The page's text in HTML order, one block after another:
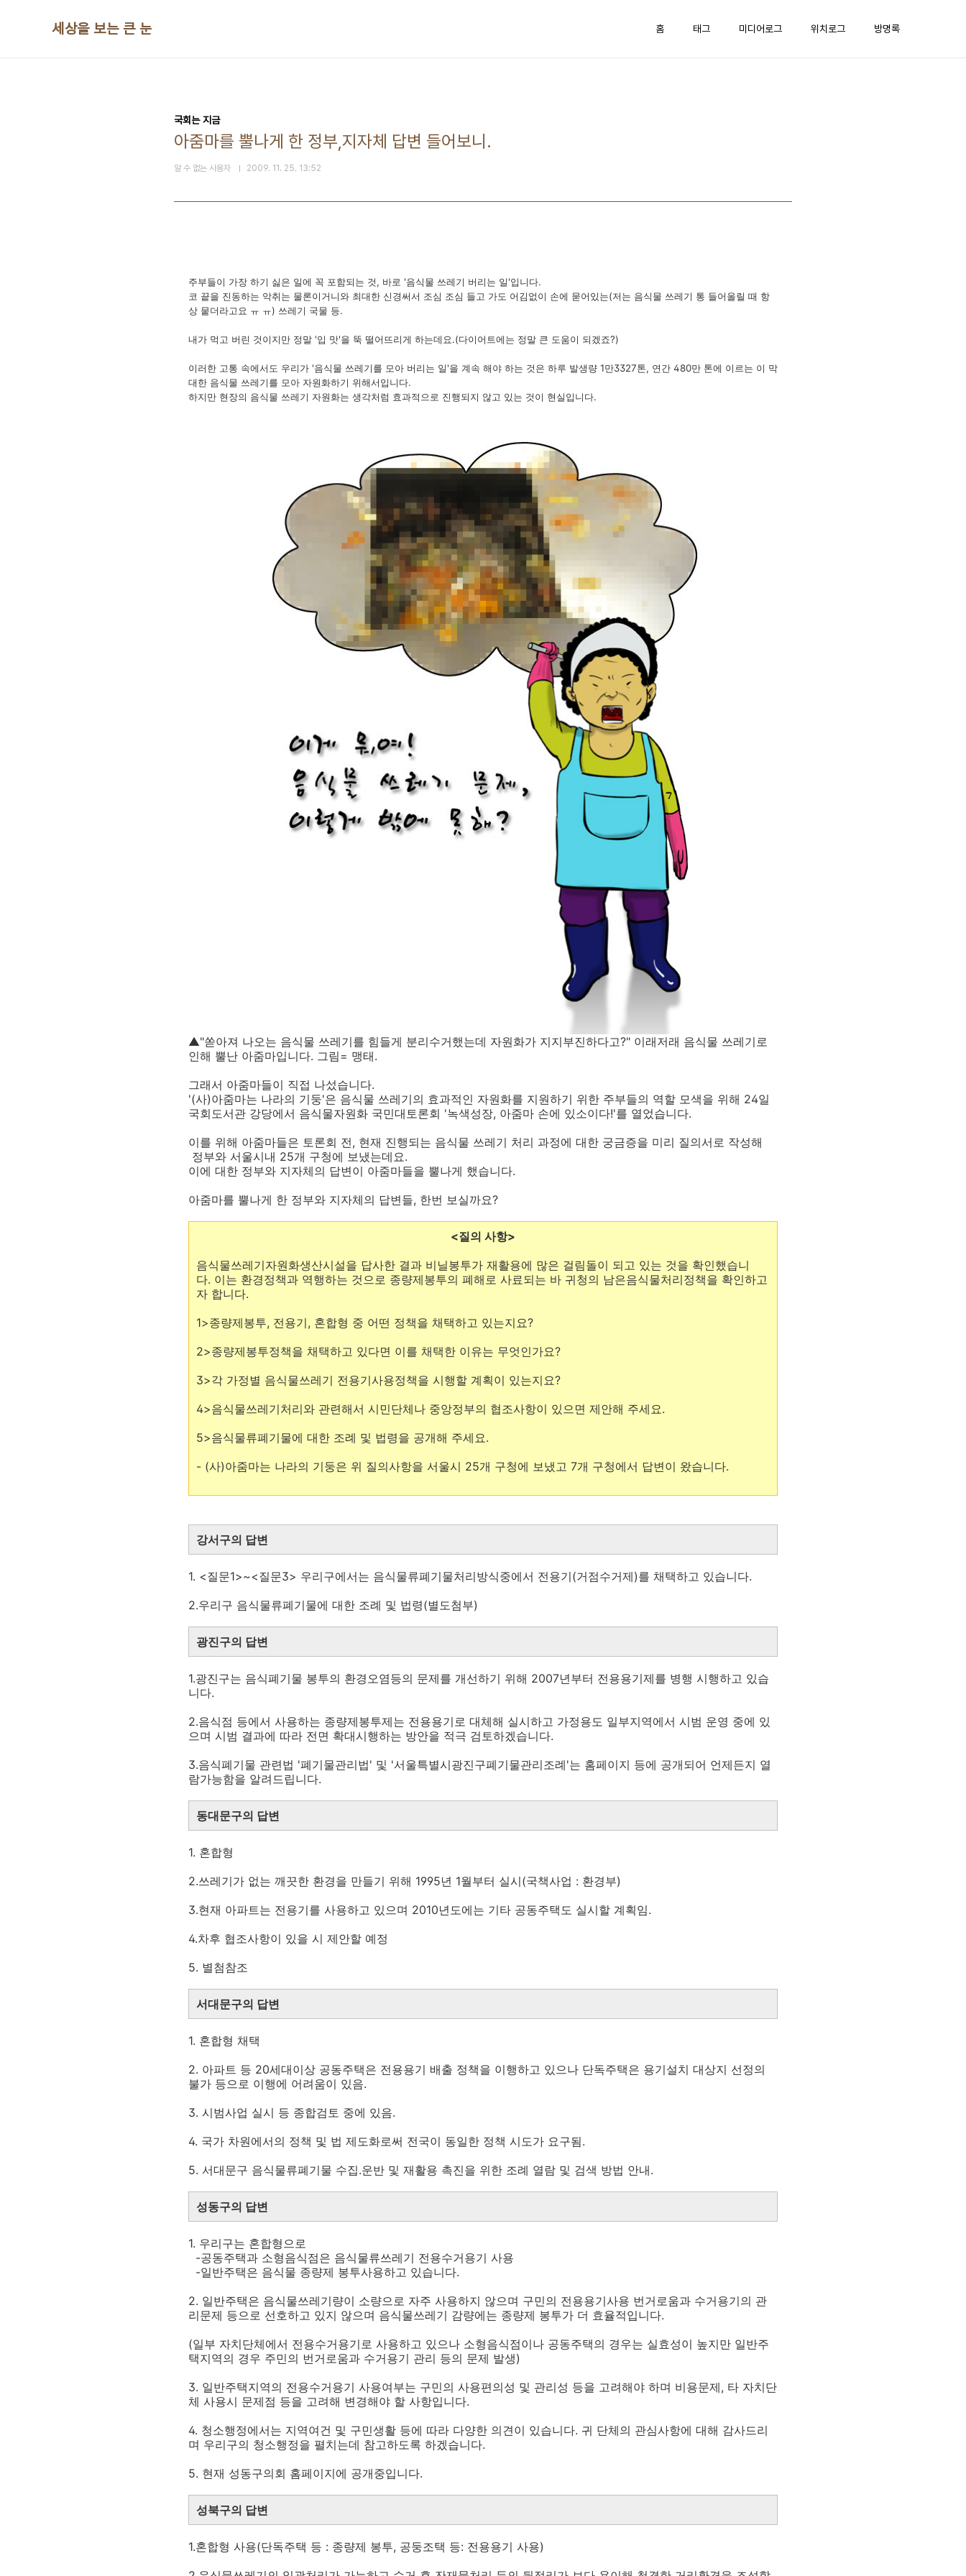
세상을 보는 큰 눈 홈 태그 미디어로그 위치로그 방명록
국회는 지금
아줌마를 뿔나게 한 정부,지자체 답변 들어보니.
알 수 없는 사용자 2009. 11. 25. 13:52
주부들이 가장 하기 싫은 일에 꼭 포함되는 것, 바로 '음식물 쓰레기 버리는 일'입니다.
코 끝을 진동하는 악취는 물론이거니와 최대한 신경써서 조심 조심 들고 가도 어김없이 손에 묻어있는(저는 음식물 쓰레기 통 들어올릴 때 항
상 뭍더라고요 ㅠ ㅠ) 쓰레기 국물 등.
내가 먹고 버린 것이지만 정말 '입 맛'을 뚝 떨어뜨리게 하는데요.(다이어트에는 정말 큰 도움이 되겠죠?)
이러한 고통 속에서도 우리가 '음식물 쓰레기를 모아 버리는 일'을 계속 해야 하는 것은 하루 발생량 1만3327톤, 연간 480만 톤에 이르는 이 막
대한 음식물 쓰레기를 모아 자원화하기 위해서입니다.
하지만 현장의 음식물 쓰레기 자원화는 생각처럼 효과적으로 진행되지 않고 있는 것이 현실입니다.
▲"쏟아져 나오는 음식물 쓰레기를 힘들게 분리수거했는데 자원화가 지지부진하다고?" 이래저래 음식물 쓰레기로
인해 뿔난 아줌마입니다. 그림= 맹태.
그래서 아줌마들이 직접 나섰습니다.
'(사)아줌마는 나라의 기둥'은 음식물 쓰레기의 효과적인 자원화를 지원하기 위한 주부들의 역할 모색을 위해 24일
국회도서관 강당에서 음식물자원화 국민대토론회 '녹색성장, 아줌마 손에 있소이다!'를 열었습니다.
이를 위해 아줌마들은 토론회 전, 현재 진행되는 음식물 쓰레기 처리 과정에 대한 궁금증을 미리 질의서로 작성해
정부와 서울시내 25개 구청에 보냈는데요.
이에 대한 정부와 지자체의 답변이 아줌마들을 뿔나게 했습니다.
아줌마를 뿔나게 한 정부와 지자체의 답변들, 한번 보실까요?
<질의 사항>
음식물쓰레기자원화생산시설을 답사한 결과 비닐봉투가 재활용에 많은 걸림돌이 되고 있는 것을 확인했습니
다. 이는 환경정책과 역행하는 것으로 종량제봉투의 폐해로 사료되는 바 귀청의 남은음식물처리정책을 확인하고
자 합니다.
1>종량제봉투, 전용기, 혼합형 중 어떤 정책을 채택하고 있는지요?
2>종량제봉투정책을 채택하고 있다면 이를 채택한 이유는 무엇인가요?
3>각 가정별 음식물쓰레기 전용기사용정책을 시행할 계획이 있는지요?
4>음식물쓰레기처리와 관련해서 시민단체나 중앙정부의 협조사항이 있으면 제안해 주세요.
5>음식물류폐기물에 대한 조례 및 법령을 공개해 주세요.
- (사)아줌마는 나라의 기둥은 위 질의사항을 서울시 25개 구청에 보냈고 7개 구청에서 답변이 왔습니다.
강서구의 답변
1. <질문1>~<질문3> 우리구에서는 음식물류폐기물처리방식중에서 전용기(거점수거제)를 채택하고 있습니다.
2.우리구 음식물류폐기물에 대한 조례 및 법령(별도첨부)
광진구의 답변
1.광진구는 음식폐기물 봉투의 환경오염등의 문제를 개선하기 위해 2007년부터 전용용기제를 병행 시행하고 있습
니다.
2.음식점 등에서 사용하는 종량제봉투제는 전용용기로 대체해 실시하고 가정용도 일부지역에서 시범 운영 중에 있
으며 시범 결과에 따라 전면 확대시행하는 방안을 적극 검토하겠습니다.
3.음식폐기물 관련법 '폐기물관리법' 및 '서울특별시광진구폐기물관리조례'는 홈페이지 등에 공개되어 언제든지 열
람가능함을 알려드립니다.
동대문구의 답변
1. 혼합형
2.쓰레기가 없는 깨끗한 환경을 만들기 위해 1995년 1월부터 실시(국책사업 : 환경부)
3.현재 아파트는 전용기를 사용하고 있으며 2010년도에는 기타 공동주택도 실시할 계획임.
4.차후 협조사항이 있을 시 제안할 예정
5. 별첨참조
서대문구의 답변
1. 혼합형 채택
2. 아파트 등 20세대이상 공동주택은 전용용기 배출 정책을 이행하고 있으나 단독주택은 용기설치 대상지 선정의
불가 등으로 이행에 어려움이 있음.
3. 시범사업 실시 등 종합검토 중에 있음.
4. 국가 차원에서의 정책 및 법 제도화로써 전국이 동일한 정책 시도가 요구됨.
5. 서대문구 음식물류폐기물 수집.운반 및 재활용 촉진을 위한 조례 열람 및 검색 방법 안내.
성동구의 답변
1. 우리구는 혼합형으로
-공동주택과 소형음식점은 음식물류쓰레기 전용수거용기 사용
-일반주택은 음식물 종량제 봉투사용하고 있습니다.
2. 일반주택은 음식물쓰레기량이 소량으로 자주 사용하지 않으며 구민의 전용용기사용 번거로움과 수거용기의 관
리문제 등으로 선호하고 있지 않으며 음식물쓰레기 감량에는 종량제 봉투가 더 효율적입니다.
(일부 자치단체에서 전용수거용기로 사용하고 있으나 소형음식점이나 공동주택의 경우는 실효성이 높지만 일반주
택지역의 경우 주민의 번거로움과 수거용기 관리 등의 문제 발생)
3. 일반주택지역의 전용수거용기 사용여부는 구민의 사용편의성 및 관리성 등을 고려해야 하며 비용문제, 타 자치단
체 사용시 문제점 등을 고려해 변경해야 할 사항입니다.
4. 청소행정에서는 지역여건 및 구민생활 등에 따라 다양한 의견이 있습니다. 귀 단체의 관심사항에 대해 감사드리
며 우리구의 청소행정을 펼치는데 참고하도록 하겠습니다.
5. 현재 성동구의회 홈페이지에 공개중입니다.
성북구의 답변
1.혼합형 사용(단독주택 등 : 종량제 봉투, 공둥조택 등: 전용용기 사용)